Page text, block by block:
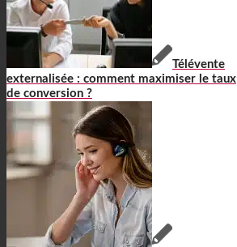
Télévente
externalisée : comment maximiser le taux
de conversion ?